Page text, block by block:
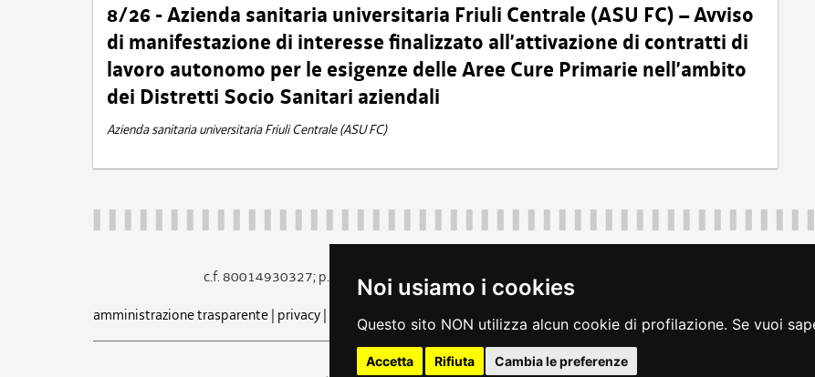
Noi usiamo i cookies
Questo sito NON utilizza alcun cookie di profilazione. Se vuoi
Accetta Rifiuta Cambia le preferenze
8/26 - Azienda sanitaria universitaria Friuli Centrale (ASU FC) – Avviso
di manifestazione di interesse finalizzato all’attivazione di contratti di
lavoro autonomo per le esigenze delle Aree Cure Primarie nell’ambito
dei Distretti Socio Sanitari aziendali
Azienda sanitaria universitaria Friuli Centrale (ASU FC)
c.f. 80014930327; p.iva 00526040324
piazza Unità d'Italia 1 Trieste
amministrazione trasparente| privacy| cookie note legali | accessibilità rss dichiarazione di accessibilità feedback